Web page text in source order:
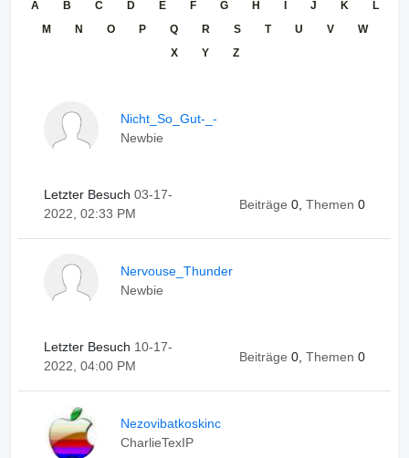
A B C D E F G H J K
L
M
N O P Q R S T U V
W
X
Y Z
Nicht_So_Gut-_-
Newbie
Letzter Besuch 03-17-
2022, 02:33 PM
Beiträge 0, Themen 0
Nervouse_Thunder
Newbie
Letzter Besuch 10-17-
2022, 04:00 PM
Beiträge 0, Themen 0
Nezovibatkoskinc
CharlieTexIP